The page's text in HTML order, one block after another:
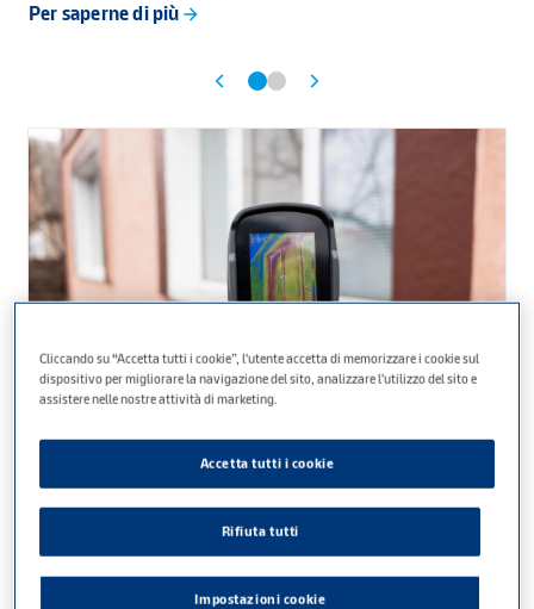
Per saperne di più
Knauf Italia | Massetto Italia |
Performance - Conducibilità
Termica
Cliccando su “Accetta tutti i cookie”, l'utente accetta di memorizzare i cookie sul
dispositivo per migliorare la navigazione del sito, analizzare l'utilizzo del sito e
assistere nelle nostre attività di marketing.
Impostazioni cookie
Rifiuta tutti
Accetta tutti i cookie